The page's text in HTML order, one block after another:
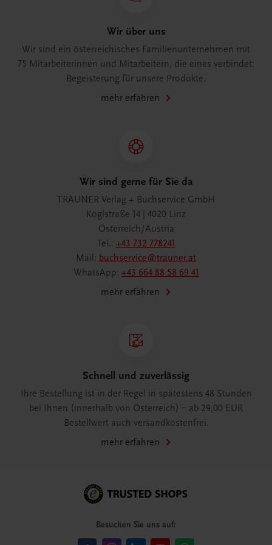
Wir über uns
Wir sind ein österreichisches Familienunternehmen mit
75 Mitarbeiterinnen und Mitarbeitern, die eines verbindet:
Begeisterung für unsere Produkte.
mehr erfahren
Wir sind gerne für Sie da
TRAUNER Verlag + Buchservice GmbH
Köglstraße 14 | 4020 Linz
Österreich/Austria
Tel.: +43 732 778241
Mail: buchservice@trauner.at
WhatsApp: +43 664 88 58 69 41
mehr erfahren
Schnell und zuverlässig
Ihre Bestellung ist in der Regel in spätestens 48 Stunden
bei Ihnen (innerhalb von Österreich) – ab 29,00 EUR
Bestellwert auch versandkostenfrei.
mehr erfahren
Besuchen Sie uns auf: